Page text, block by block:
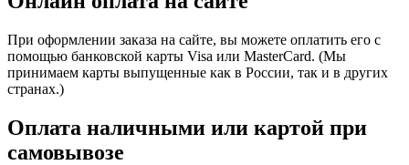
При оформлении заказа на сайте, вы можете оплатить его с
помощью банковской карты Visa или MasterCard. (Мы
принимаем карты выпущенные как в России, так и в других
странах.)
Оплата наличными или картой при
самовывозе